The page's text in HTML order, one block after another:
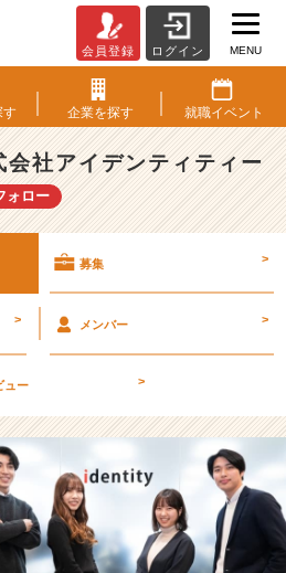
会員登録 ログイン MENU
す 企業を探す 就職イベント
会社アイデンティティー
ォロー
募集 >
> メンバー >
ュー >